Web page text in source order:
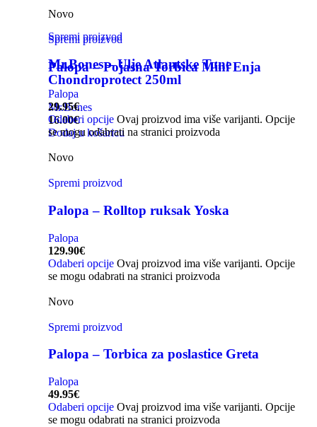
Spremi proizvod
Mr.Bones – Ulje Atlantske Tune
Chondroprotect 250ml
Mr.Bones
16.00€
Dodaj u košaricu
Novo
Spremi proizvod
Palopa – Pojasna Torbica Mini Enja
Palopa
29.95€
Odaberi opcije Ovaj proizvod ima više varijanti. Opcije
se mogu odabrati na stranici proizvoda
Novo
Spremi proizvod
Palopa – Rolltop ruksak Yoska
Palopa
129.90€
Odaberi opcije Ovaj proizvod ima više varijanti. Opcije
se mogu odabrati na stranici proizvoda
Novo
Spremi proizvod
Palopa – Torbica za poslastice Greta
Palopa
49.95€
Odaberi opcije Ovaj proizvod ima više varijanti. Opcije
se mogu odabrati na stranici proizvoda